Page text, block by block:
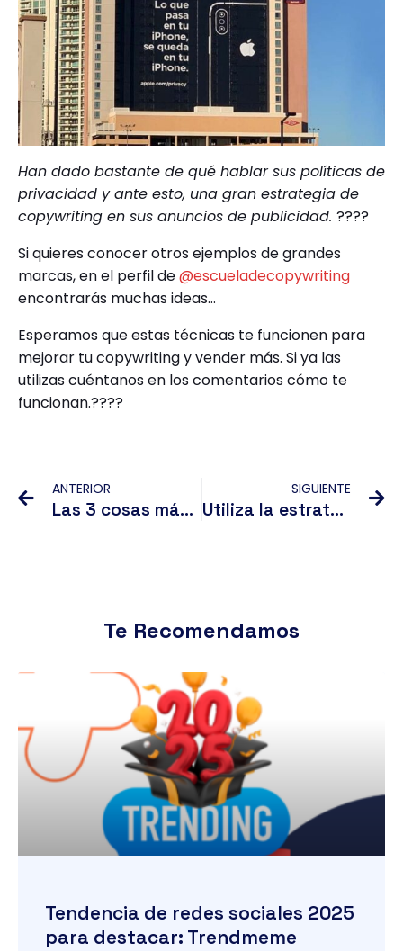
Han dado bastante de qué hablar sus políticas de
privacidad y ante esto, una gran estrategia de
copywriting en sus anuncios de publicidad. ????
Si quieres conocer otros ejemplos de grandes
marcas, en el perfil de@escueladecopywriting
encontrarás muchas ideas…
Esperamos que estas técnicas te funcionen para
mejorar tu copywriting y vender más. Si ya las
utilizas cuéntanos en los comentarios cómo te
funcionan.????
ANTERIOR
Las 3 cosas más importantes en anuncios de campañas publicitarias
SIGUIENTE
Utiliza la estrategia de Netflix para captar audiencia
Te Recomendamos
Tendencia de redes sociales 2025
para destacar: Trendmeme